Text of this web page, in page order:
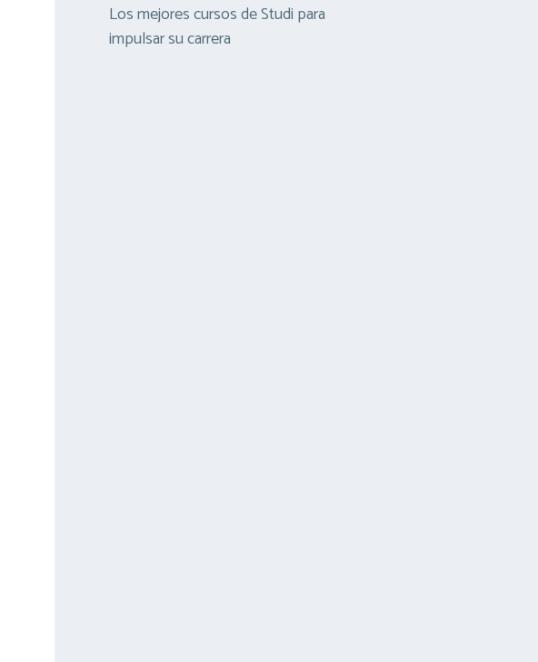
Los mejores cursos de Studi para
impulsar su carrera